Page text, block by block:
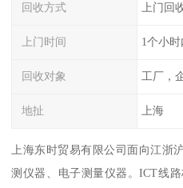
回收方式 上门回
上门时间 1个小时
回收对象 工厂，
地扯 上海
上海东时贸易有限公司面向江浙
测仪器、电子测量仪器。ICT线